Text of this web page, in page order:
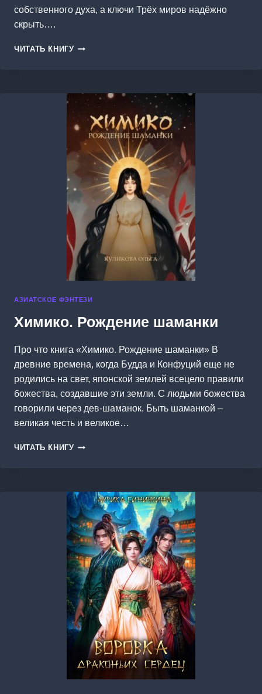
собственного духа, а ключи Трёх миров надёжно
скрыть….
ЧИТАТЬ КНИГУ КЛЮЧИ
АЗИАТСКОЕ ФЭНТЕЗИ
Химико. Рождение шаманки
Про что книга «Химико. Рождение шаманки» В
древние времена, когда Будда и Конфуций еще не
родились на свет, японской землей всецело правили
божества, создавшие эти земли. С людьми божества
говорили через дев-шаманок. Быть шаманкой –
великая честь и великое…
ЧИТАТЬ КНИГУ ХИМИКО.